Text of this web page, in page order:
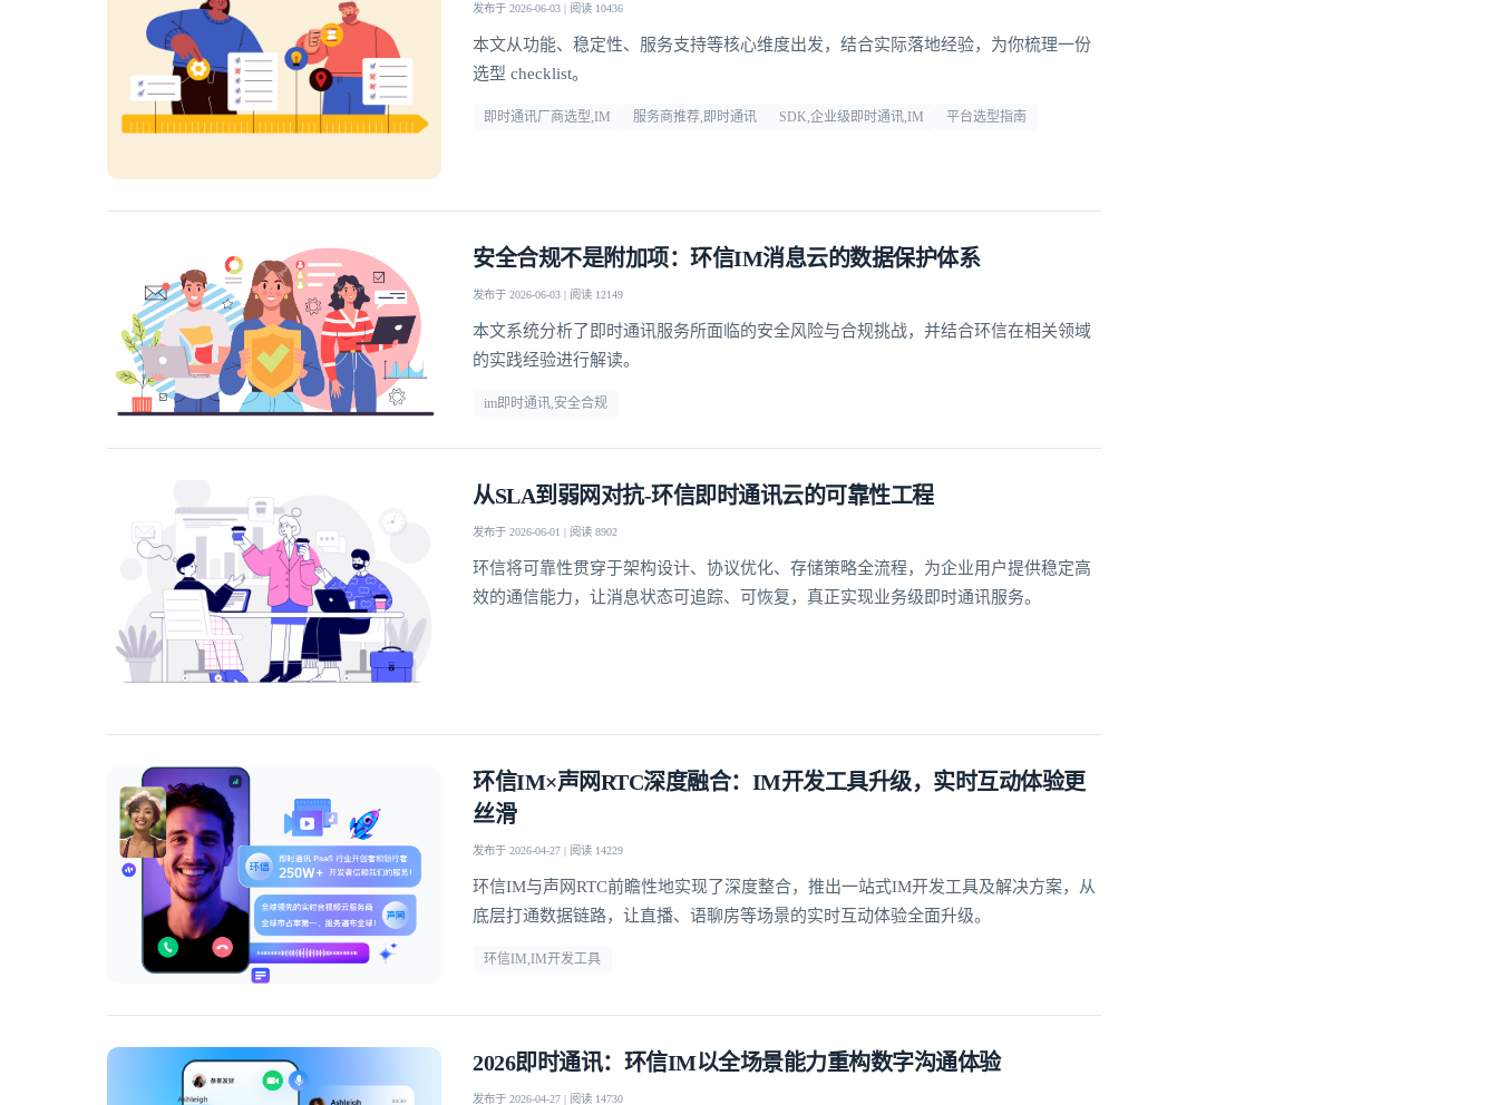
发布于 2026-06-03 | 阅读 10436
本文从功能、稳定性、服务支持等核心维度出发，结合实际落地经验，为你梳理一份
选型 checklist。
即时通讯厂商选型,IM 服务商推荐,即时通讯 SDK,企业级即时通讯,IM 平台选型指南
安全合规不是附加项：环信IM消息云的数据保护体系
发布于 2026-06-03 | 阅读 12149
本文系统分析了即时通讯服务所面临的安全风险与合规挑战，并结合环信在相关领域
的实践经验进行解读。
im即时通讯,安全合规
从SLA到弱网对抗-环信即时通讯云的可靠性工程
发布于 2026-06-01 | 阅读 8902
环信将可靠性贯穿于架构设计、协议优化、存储策略全流程，为企业用户提供稳定高
效的通信能力，让消息状态可追踪、可恢复，真正实现业务级即时通讯服务。
环信IM×声网RTC深度融合：IM开发工具升级，实时互动体验更
丝滑
发布于 2026-04-27 | 阅读 14229
环信IM与声网RTC前瞻性地实现了深度整合，推出一站式IM开发工具及解决方案，从
底层打通数据链路，让直播、语聊房等场景的实时互动体验全面升级。
环信IM,IM开发工具
2026即时通讯：环信IM以全场景能力重构数字沟通体验
发布于 2026-04-27 | 阅读 14730
不了，谢谢